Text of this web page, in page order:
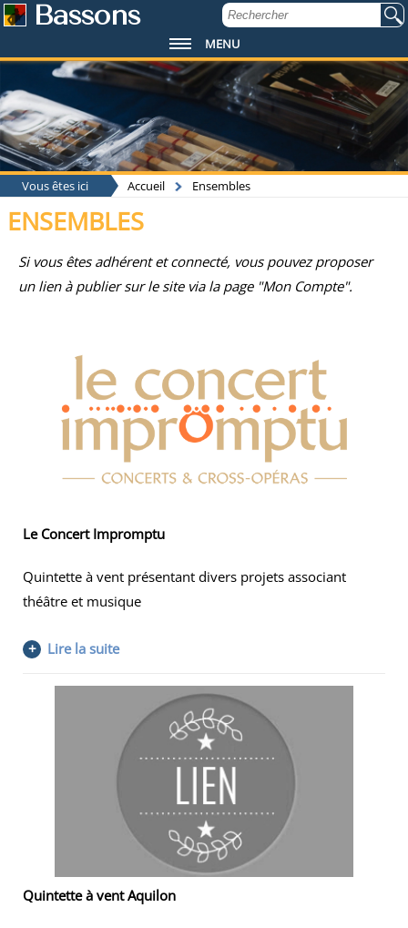
Bassons
MENU
Vous êtes ici Accueil Ensembles
ENSEMBLES
Si vous êtes adhérent et connecté, vous pouvez proposer
un lien à publier sur le site via la page "Mon Compte".
Le Concert Impromptu
Quintette à vent présentant divers projets associant
théâtre et musique
+ Lire la suite
Quintette à vent Aquilon